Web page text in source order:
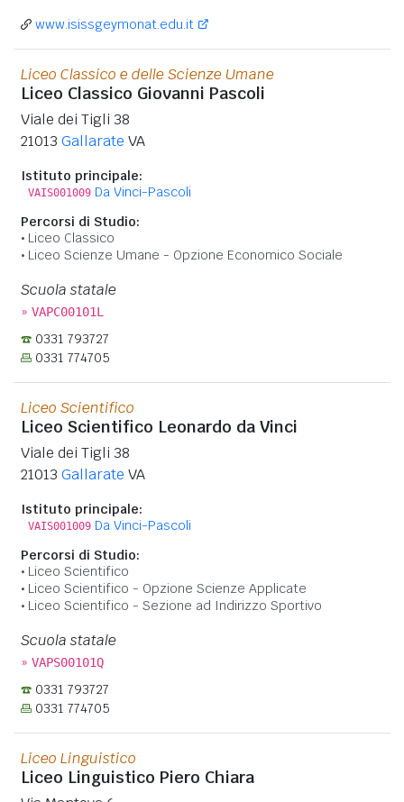
www.isissgeymonat.edu.it
Liceo Classico e delle Scienze Umane
Liceo Classico Giovanni Pascoli
Viale dei Tigli 38
21013 Gallarate VA
Istituto principale:
VAIS001009 Da Vinci-Pascoli
Percorsi di Studio:
Liceo Classico
Liceo Scienze Umane - Opzione Economico Sociale
Scuola statale
» VAPC00101L
0331 793727
0331 774705
Liceo Scientifico
Liceo Scientifico Leonardo da Vinci
Viale dei Tigli 38
21013 Gallarate VA
Istituto principale:
VAIS001009 Da Vinci-Pascoli
Percorsi di Studio:
Liceo Scientifico
Liceo Scientifico - Opzione Scienze Applicate
Liceo Scientifico - Sezione ad Indirizzo Sportivo
Scuola statale
» VAPS00101Q
0331 793727
0331 774705
Liceo Linguistico
Liceo Linguistico Piero Chiara